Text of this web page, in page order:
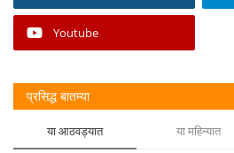
Youtube
प्रसिद्ध बातम्या
या आठवड्यात या महिन्यात